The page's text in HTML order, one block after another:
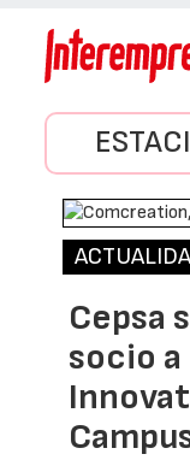
Cepsa
socio